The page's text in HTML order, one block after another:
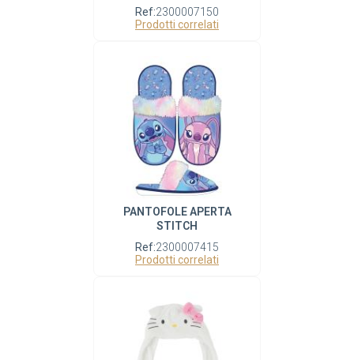
Ref:2300007150
Prodotti correlati
PANTOFOLE APERTA
STITCH
Ref:2300007415
Prodotti correlati